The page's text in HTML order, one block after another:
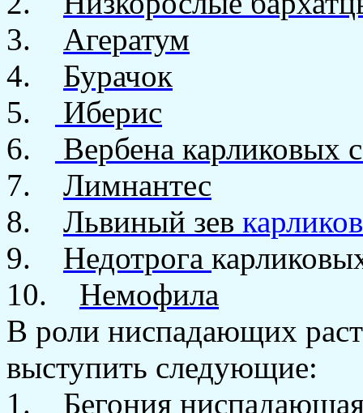
3. Агератум
4. Бурачок
5.
Иберис
6.
Вербена карликовых
7. Лимнантес
8. Львиный зев
9. Недотрога
10. Немофила
В роли ниспадающих
выступить следующие:
1. Бегония